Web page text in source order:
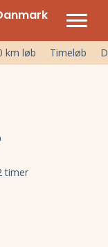
km løb Timeløb
timer